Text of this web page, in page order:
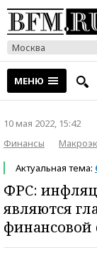
Москва
МЕНЮ
10 мая 2022, 15:42
Финансы
Актуальная тема:
ФРС:
являются
финансовой